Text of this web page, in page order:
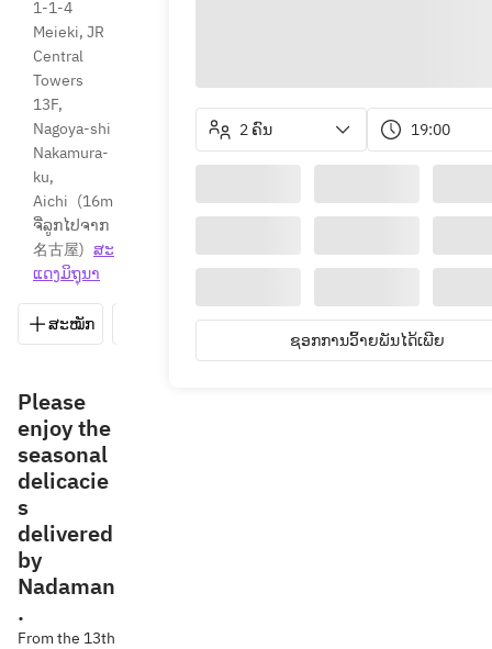
1-1-4
Meieki, JR
Central
Towers
13F,
Nagoya-shi
Nakamura-
ku,
Aichi (16m
ຈີ່ລູກໄປຈາກ
名古屋) ສະ​
ແດງ​ມິ​ຖຸນາ
ສະໝັກ ແບ່ງປັນ ທາງຕິດຕໍ່ 052-
Please
enjoy the
seasonal
delicacie
s
delivered
by
Nadaman
.
From the 13th
2 ຄົນ 19:00
ຊອກການວິ້າຍພັນໄດ້ເພີຍ